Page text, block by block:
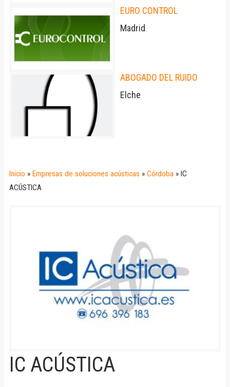
EURO CONTROL
Madrid
ABOGADO DEL RUIDO
Elche
Inicio » Empresas de soluciones acústicas » Córdoba » IC
ACÚSTICA
IC ACÚSTICA